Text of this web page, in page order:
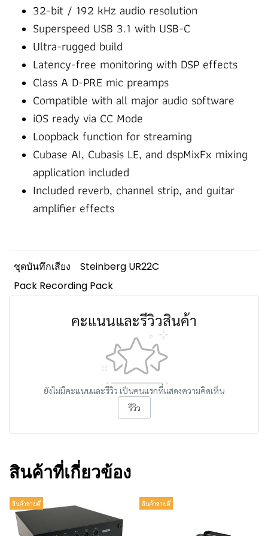
32-bit / 192 kHz audio resolution
Superspeed USB 3.1 with USB-C
Ultra-rugged build
Latency-free monitoring with DSP effects
Class A D-PRE mic preamps
Compatible with all major audio software
iOS ready via CC Mode
Loopback function for streaming
Cubase AI, Cubasis LE, and dspMixFx mixing
application included
Included reverb, channel strip, and guitar
amplifier effects
ชุดบันทึกเสียง
Steinberg UR22C
Pack Recording Pack
คะแนนและรีวิวสินค้า
ยังไม่มีคะแนนและรีวิว เป็นคนแรกที่แสดงความคิดเห็น
รีวิว
สินค้าที่เกี่ยวข้อง
สินค้าขายดี สินค้าขายดี